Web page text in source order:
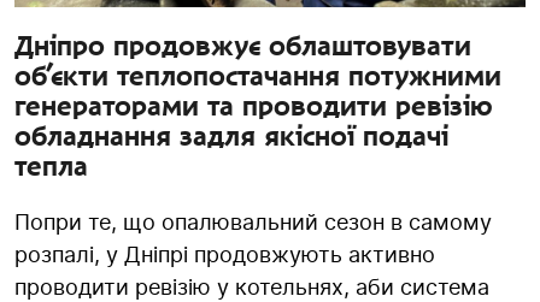
Дніпро продовжує облаштовувати
об’єкти теплопостачання потужними
генераторами та проводити ревізію
обладнання задля якісної подачі
тепла
Попри те, що опалювальний сезон в самому
розпалі, у Дніпрі продовжують активно
проводити ревізію у котельнях, аби система